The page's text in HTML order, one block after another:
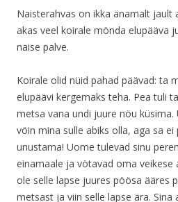
Naisterahvas on ikka änamalt jault
akas veel koirale mönda elupääva
naise palve.
Koirale olid nüid pahad päävad: ta
elupäävi kergemaks teha. Pea tuli
metsa vana undi juure nöu küsima.
vöin mina sulle abiks olla, aga sa
unustama! Uome tulevad sinu
einamaale ja vötavad oma veikese
ole selle lapse juures pöösa ääres
metsast ja viin selle lapse ära.